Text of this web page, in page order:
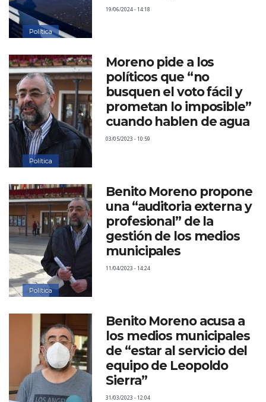
Política
19/06/2024 - 14:18
Política
Moreno pide a los
políticos que “no
busquen el voto fácil y
prometan lo imposible”
cuando hablen de agua
03/05/2023 - 10:59
Política
Benito Moreno propone
una “auditoria externa y
profesional” de la
gestión de los medios
municipales
11/04/2023 - 14:24
Benito Moreno acusa a
los medios municipales
de “estar al servicio del
equipo de Leopoldo
Sierra”
31/03/2023 - 12:04